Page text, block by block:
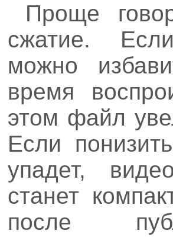
Проще
сжатие.
можно
время
этом файл
Если
упадет,
станет
после